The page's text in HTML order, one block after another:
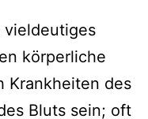
vieldeutiges
körperliche
Krankheiten des
Bluts sein; oft